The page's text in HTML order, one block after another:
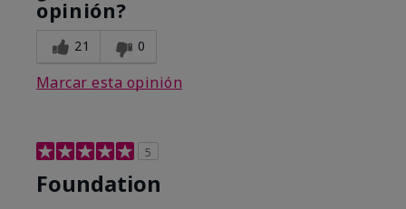
opinión?
21 0
Marcar esta opinión
5
Foundation